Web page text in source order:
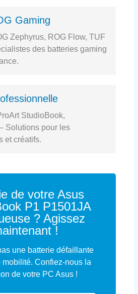
Gaming
Zephyrus, ROG Flow, TUF
des batteries gaming
StudioBook,
Solutions pour les
et créatifs.
de votre Asus
P1 P1501JA
? Agissez
!
une batterie défaillante
mobilité. Confiez-nous la
de votre PC Asus !